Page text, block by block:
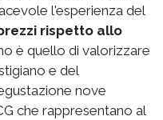
l'esperienza del
rispetto allo
è quello di valorizzare
e del
nove
che rappresentano al